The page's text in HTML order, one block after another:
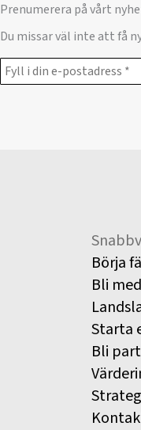
Prenumerera på vårt
Du missar väl inte att få
Börja
Bli
Starta
Bli